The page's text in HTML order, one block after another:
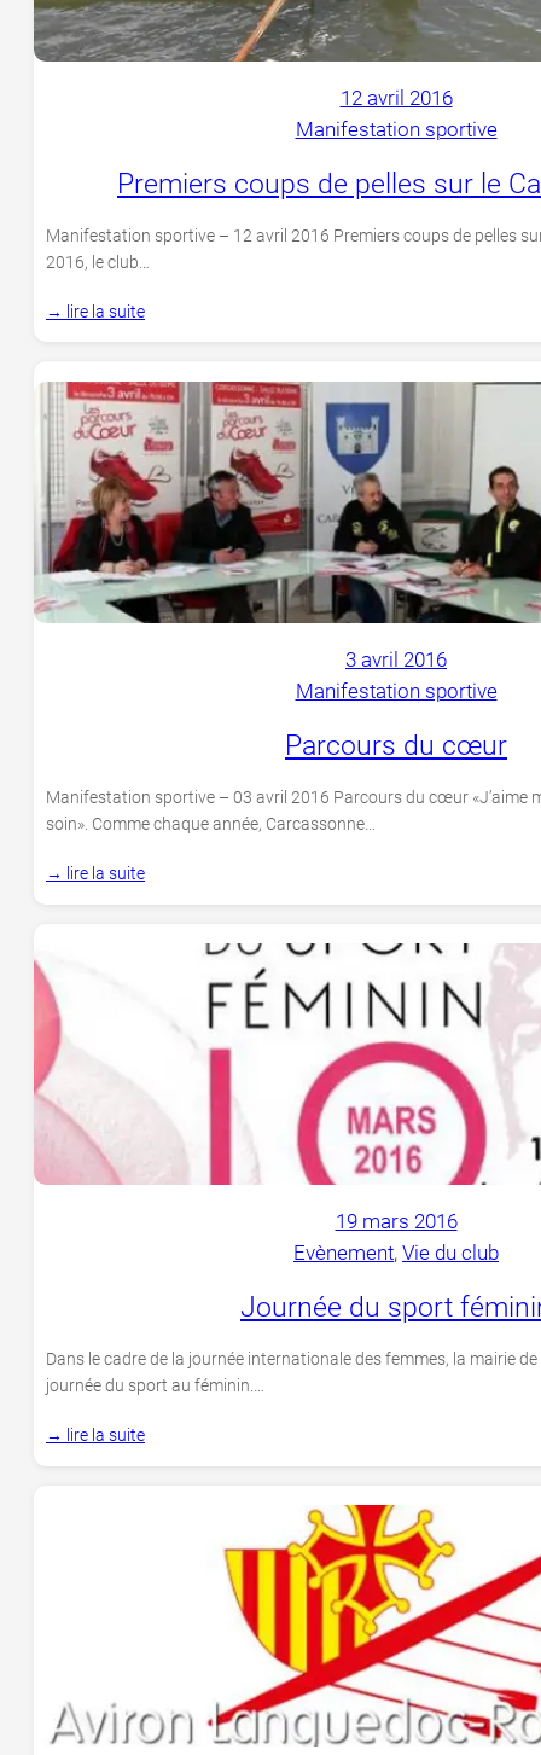
12 avril 2016
Manifestation sportive
Premiers coups de pelles sur le
Manifestation sportive – 12 avril 2016 Premiers coups de pelles
2016, le club…
→ lire la suite
3 avril 2016
Manifestation sportive
Parcours du cœur
Manifestation sportive – 03 avril 2016 Parcours du cœur «J’aime
soin». Comme chaque année, Carcassonne…
→ lire la suite
19 mars 2016
Evènement, Vie du club
Journée du sport
Dans le cadre de la journée internationale des femmes, la mairie
journée du sport au féminin.…
→ lire la suite